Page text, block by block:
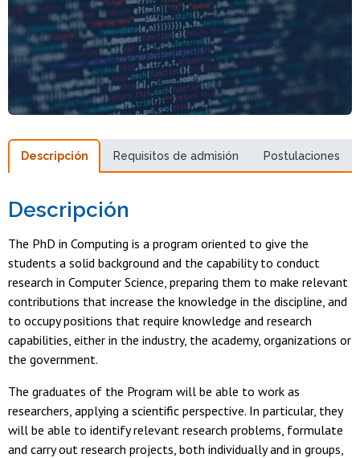
Descripción Requisitos de admisión Postulaciones
Descripción
The PhD in Computing is a program oriented to give the
students a solid background and the capability to conduct
research in Computer Science, preparing them to make relevant
contributions that increase the knowledge in the discipline, and
to occupy positions that require knowledge and research
capabilities, either in the industry, the academy, organizations or
the government.
The graduates of the Program will be able to work as
researchers, applying a scientific perspective. In particular, they
will be able to identify relevant research problems, formulate
and carry out research projects, both individually and in groups,